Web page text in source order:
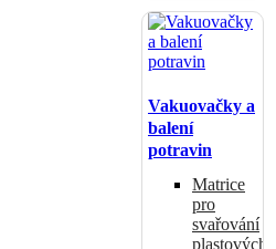
Vakuovačky a
balení
potravin
Matrice
pro
svařování
plastových